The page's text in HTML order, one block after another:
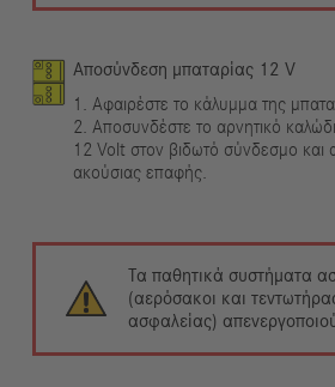
Αποσύνδεση μπαταρίας 12 V
1. Αφαιρέστε το κάλυμμα της
2. Αποσυνδέστε το αρνητικό
12 Volt στον βιδωτό σύνδεσμο και
ακούσιας επαφής.
Τα παθητικά συστήματα
(αερόσακοι και
ασφαλείας)